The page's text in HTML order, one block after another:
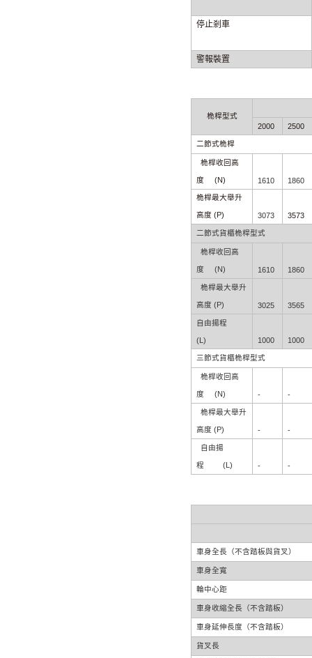
停止剎車
警報裝置
桅桿型式
2000 2500
二節式桅桿
桅桿收回高
度 (N) 1610 1860
桅桿最大舉升
高度 (P) 3073 3573
二節式貨櫃桅桿型式
桅桿收回高
度 (N) 1610 1860
桅桿最大舉升
高度 (P) 3025 3565
自由揚程
(L) 1000 1000
三節式貨櫃桅桿型式
桅桿收回高
度 (N) - -
桅桿最大舉升
高度 (P) - -
自由揚
程 (L) - -
車身全長（不含踏板與貨叉）
車身全寬
輪中心距
車身收縮全長（不含踏板）
車身延伸長度（不含踏板）
貨叉長